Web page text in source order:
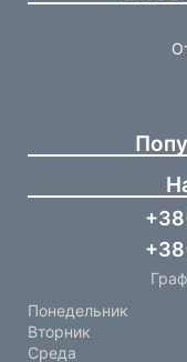
Понедельник
Вторник
Среда